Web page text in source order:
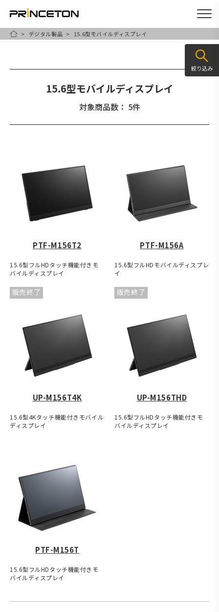
HOMEデジタル製品 15.6型モバイルディスプレイ
15.6型モバイルディスプレイ
対象商品数： 5件
PTF-M156T2
15.6型フルHDタッチ機能付きモ
バイルディスプレイ
PTF-M156A
15.6型フルHDモバイルディスプレ
イ
販売終了
UP-M156T4K
15.6型4Kタッチ機能付きモバイル
ディスプレイ
販売終了
UP-M156THD
15.6型フルHDタッチ機能付きモ
バイルディスプレイ
PTF-M156T
15.6型フルHDタッチ機能付きモ
バイルディスプレイ
絞り込み